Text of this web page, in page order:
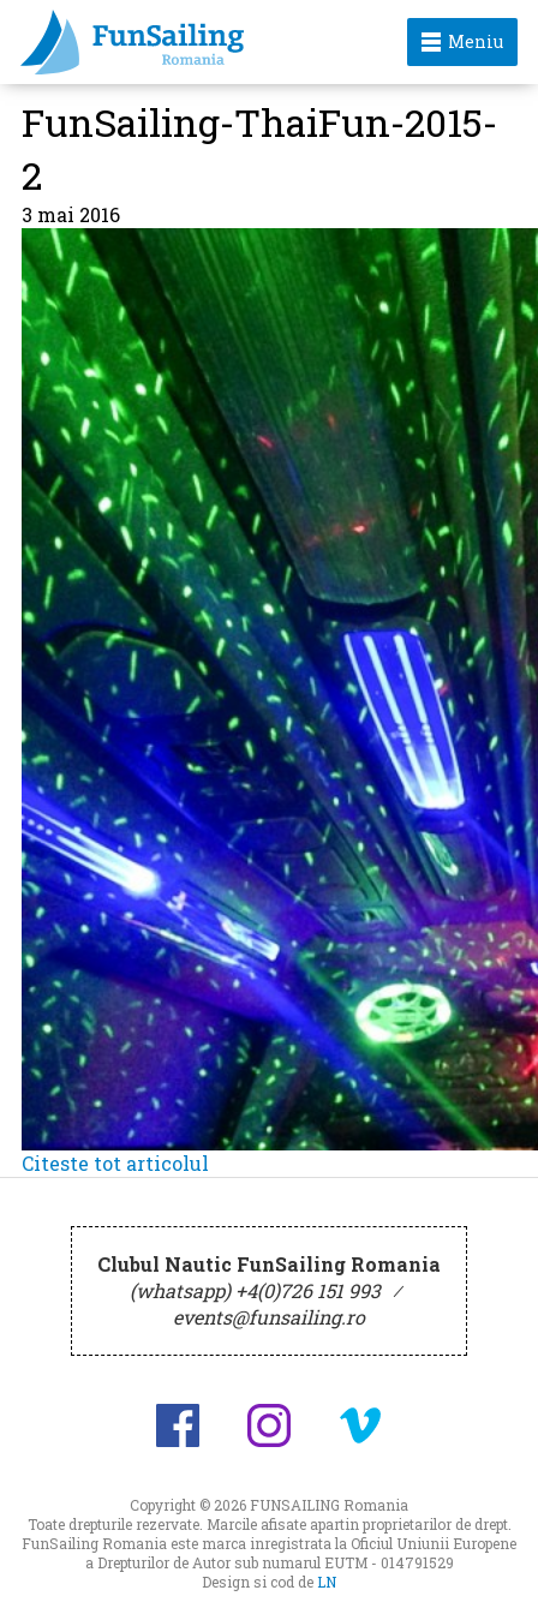
Meniu
FunSailing-ThaiFun-2015-
2
3 mai 2016
Citeste tot articolul
Clubul Nautic FunSailing Romania
(whatsapp) +4(0)726 151 993 ⁄
events@funsailing.ro
Copyright © 2026 FUNSAILING Romania
Toate drepturile rezervate. Marcile afisate apartin proprietarilor de drept.
FunSailing Romania este marca inregistrata la Oficiul Uniunii Europene
a Drepturilor de Autor sub numarul EUTM - 014791529
Design si cod deLN